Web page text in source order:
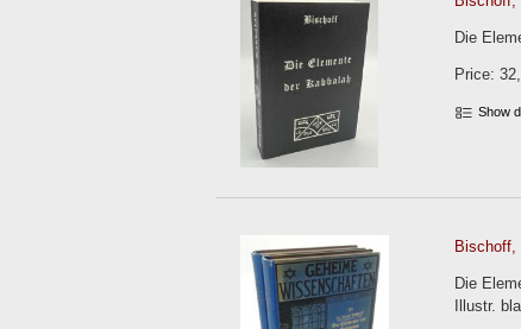
Die
Price:
Show
Bischoff,
Die
Illustr.